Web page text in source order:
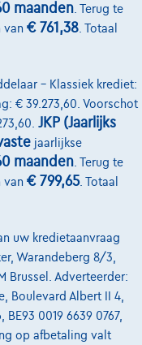
maanden . Terug te
van € 761,38 . Totaal
– Klassiek krediet:
€ 39.273,60. Voorschot
JKP (Jaarlijks
jaarlijkse
maanden . Terug te
van € 799,65. Totaal
uw kredietaanvraag
Warandeberg 8/3,
Brussel. Adverteerder:
Boulevard Albert II 4,
BE93 0019 6639 0767,
op afbetaling valt